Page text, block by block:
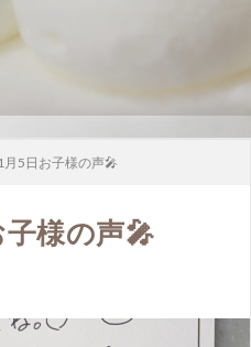
5日お子様の声🎤
様の声🎤